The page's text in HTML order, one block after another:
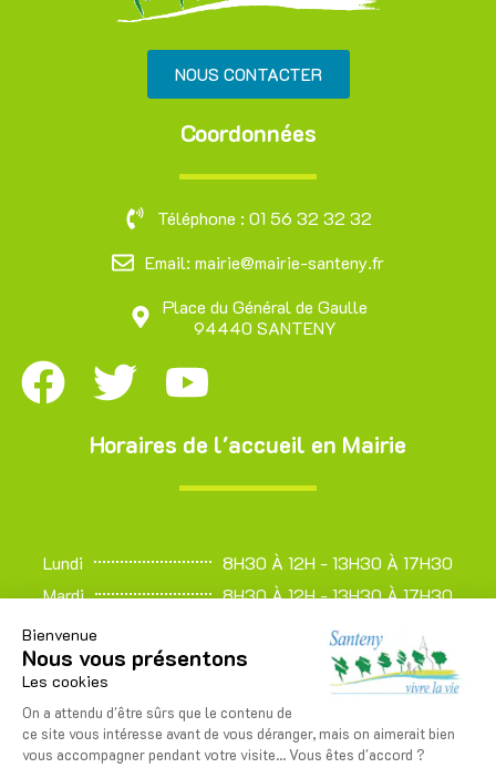
Bienvenue
Nous vous présentons
Les cookies
On a attendu d'être sûrs que le contenu de
ce site vous intéresse avant de vous déranger, mais on aimerait bien
vous accompagner pendant votre visite... Vous êtes d'accord ?
NOUS CONTACTER
Coordonnées
Téléphone : 01 56 32 32 32
Email: mairie@mairie-santeny.fr
Place du Général de Gaulle
94440 SANTENY
Horaires de l'accueil en Mairie
Lundi
8H30 À 12H - 13H30 À 17H30
Mardi
8H30 À 12H - 13H30 À 17H30
8H30 À 12H - 13H30 À 17H30
Jeudi
8H30 À 12H - 13H30 À 17H30
Vendredi
13H30 À 17H30
Samedi
8H30 À 12H
Dimanche
FERMÉ